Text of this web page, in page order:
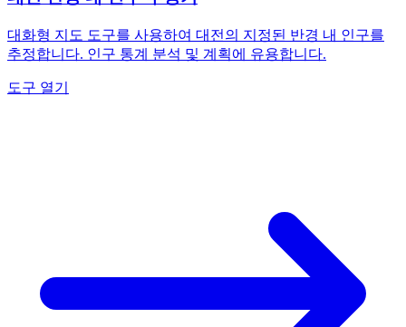
대화형 지도 도구를 사용하여 대전의 지정된 반경 내 인구를
추정합니다. 인구 통계 분석 및 계획에 유용합니다.
도구 열기